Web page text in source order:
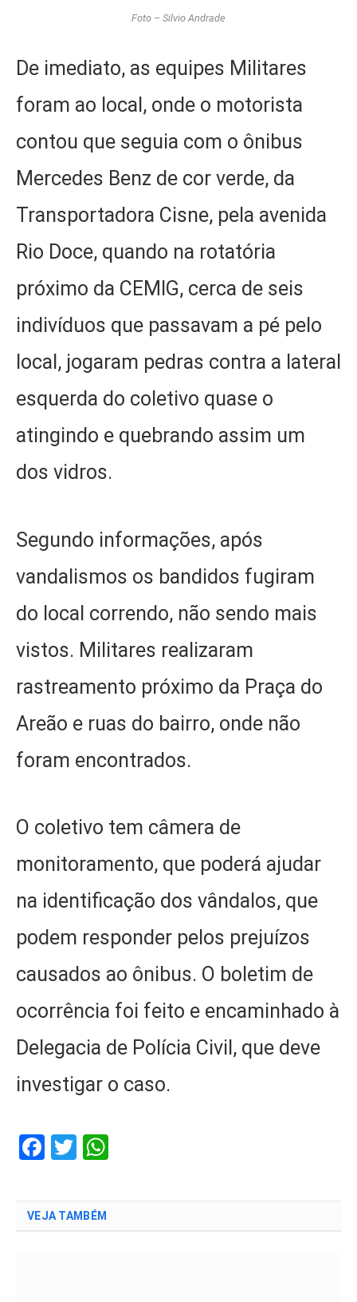
Foto – Silvio Andrade
De imediato, as equipes Militares
foram ao local, onde o motorista
contou que seguia com o ônibus
Mercedes Benz de cor verde, da
Transportadora Cisne, pela avenida
Rio Doce, quando na rotatória
próximo da CEMIG, cerca de seis
indivíduos que passavam a pé pelo
local, jogaram pedras contra a lateral
esquerda do coletivo quase o
atingindo e quebrando assim um
dos vidros.
Segundo informações, após
vandalismos os bandidos fugiram
do local correndo, não sendo mais
vistos. Militares realizaram
rastreamento próximo da Praça do
Areão e ruas do bairro, onde não
foram encontrados.
O coletivo tem câmera de
monitoramento, que poderá ajudar
na identificação dos vândalos, que
podem responder pelos prejuízos
causados ao ônibus. O boletim de
ocorrência foi feito e encaminhado à
Delegacia de Polícia Civil, que deve
investigar o caso.
Facebook
Twitter
VEJA TAMBÉM